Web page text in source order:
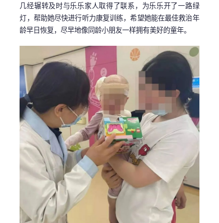
几经辗转及时与乐乐家人取得了联系，为乐乐开了一路绿
灯，帮助她尽快进行听力康复训练，希望她能在最佳救治年
龄早日恢复，尽早地像同龄小朋友一样拥有美好的童年。